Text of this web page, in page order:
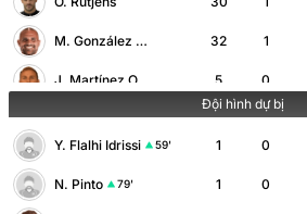
M. González Maroto 32 1
5 0
F. Álvarez 79' 1 1
Đội hình dự bị
Y. Flalhi Idrissi 59' 1 0
N. Pinto 79' 1 0